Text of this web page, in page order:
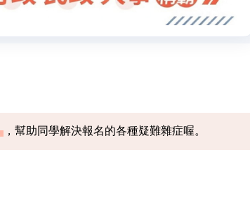
，幫助同學解決報名的各種疑難雜症喔。